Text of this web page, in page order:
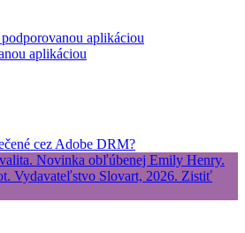
podporovanou aplikáciou
aplikáciou
cez Adobe DRM?